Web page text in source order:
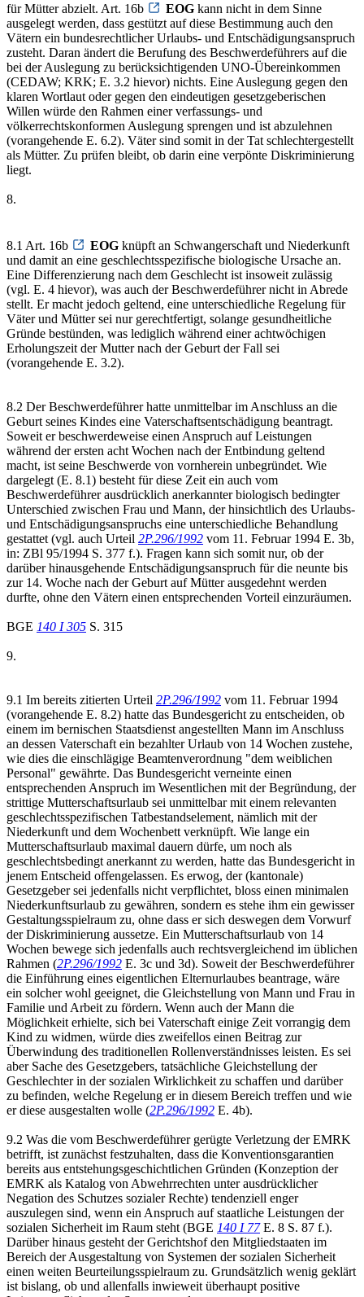
für Mütter abzielt. Art. 16b
EOG kann nicht in dem Sinne
ausgelegt werden, dass gestützt auf diese Bestimmung auch den
Vätern ein bundesrechtlicher Urlaubs- und Entschädigungsanspruch
zusteht. Daran ändert die Berufung des Beschwerdeführers auf die
bei der Auslegung zu berücksichtigenden UNO-Übereinkommen
(CEDAW; KRK; E. 3.2 hievor) nichts. Eine Auslegung gegen den
klaren Wortlaut oder gegen den eindeutigen gesetzgeberischen
Willen würde den Rahmen einer verfassungs- und
völkerrechtskonformen Auslegung sprengen und ist abzulehnen
(vorangehende E. 6.2). Väter sind somit in der Tat schlechtergestellt
als Mütter. Zu prüfen bleibt, ob darin eine verpönte Diskriminierung
liegt.
8.
8.1 Art. 16b EOG knüpft an Schwangerschaft und Niederkunft
und damit an eine geschlechtsspezifische biologische Ursache an.
Eine Differenzierung nach dem Geschlecht ist insoweit zulässig
(vgl. E. 4 hievor), was auch der Beschwerdeführer nicht in Abrede
stellt. Er macht jedoch geltend, eine unterschiedliche Regelung für
Väter und Mütter sei nur gerechtfertigt, solange gesundheitliche
Gründe bestünden, was lediglich während einer achtwöchigen
Erholungszeit der Mutter nach der Geburt der Fall sei
(vorangehende E. 3.2).
8.2 Der Beschwerdeführer hatte unmittelbar im Anschluss an die
Geburt seines Kindes eine Vaterschaftsentschädigung beantragt.
Soweit er beschwerdeweise einen Anspruch auf Leistungen
während der ersten acht Wochen nach der Entbindung geltend
macht, ist seine Beschwerde von vornherein unbegründet. Wie
dargelegt (E. 8.1) besteht für diese Zeit ein auch vom
Beschwerdeführer ausdrücklich anerkannter biologisch bedingter
Unterschied zwischen Frau und Mann, der hinsichtlich des Urlaubs-
und Entschädigungsanspruchs eine unterschiedliche Behandlung
gestattet (vgl. auch Urteil 2P.296/1992 vom 11. Februar 1994 E. 3b,
in: ZBl 95/1994 S. 377 f.). Fragen kann sich somit nur, ob der
darüber hinausgehende Entschädigungsanspruch für die neunte bis
zur 14. Woche nach der Geburt auf Mütter ausgedehnt werden
durfte, ohne den Vätern einen entsprechenden Vorteil einzuräumen.
BGE 140 I 305 S. 315
9.
9.1 Im bereits zitierten Urteil 2P.296/1992 vom 11. Februar 1994
(vorangehende E. 8.2) hatte das Bundesgericht zu entscheiden, ob
einem im bernischen Staatsdienst angestellten Mann im Anschluss
an dessen Vaterschaft ein bezahlter Urlaub von 14 Wochen zustehe,
wie dies die einschlägige Beamtenverordnung "dem weiblichen
Personal" gewährte. Das Bundesgericht verneinte einen
entsprechenden Anspruch im Wesentlichen mit der Begründung, der
strittige Mutterschaftsurlaub sei unmittelbar mit einem relevanten
geschlechtsspezifischen Tatbestandselement, nämlich mit der
Niederkunft und dem Wochenbett verknüpft. Wie lange ein
Mutterschaftsurlaub maximal dauern dürfe, um noch als
geschlechtsbedingt anerkannt zu werden, hatte das Bundesgericht in
jenem Entscheid offengelassen. Es erwog, der (kantonale)
Gesetzgeber sei jedenfalls nicht verpflichtet, bloss einen minimalen
Niederkunftsurlaub zu gewähren, sondern es stehe ihm ein gewisser
Gestaltungsspielraum zu, ohne dass er sich deswegen dem Vorwurf
der Diskriminierung aussetze. Ein Mutterschaftsurlaub von 14
Wochen bewege sich jedenfalls auch rechtsvergleichend im üblichen
Rahmen (2P.296/1992 E. 3c und 3d). Soweit der Beschwerdeführer
die Einführung eines eigentlichen Elternurlaubes beantrage, wäre
ein solcher wohl geeignet, die Gleichstellung von Mann und Frau in
Familie und Arbeit zu fördern. Wenn auch der Mann die
Möglichkeit erhielte, sich bei Vaterschaft einige Zeit vorrangig dem
Kind zu widmen, würde dies zweifellos einen Beitrag zur
Überwindung des traditionellen Rollenverständnisses leisten. Es sei
aber Sache des Gesetzgebers, tatsächliche Gleichstellung der
Geschlechter in der sozialen Wirklichkeit zu schaffen und darüber
zu befinden, welche Regelung er in diesem Bereich treffen und wie
er diese ausgestalten wolle (2P.296/1992 E. 4b).
9.2 Was die vom Beschwerdeführer gerügte Verletzung der EMRK
betrifft, ist zunächst festzuhalten, dass die Konventionsgarantien
bereits aus entstehungsgeschichtlichen Gründen (Konzeption der
EMRK als Katalog von Abwehrrechten unter ausdrücklicher
Negation des Schutzes sozialer Rechte) tendenziell enger
auszulegen sind, wenn ein Anspruch auf staatliche Leistungen der
sozialen Sicherheit im Raum steht (BGE 140 I 77E. 8 S. 87 f.).
Darüber hinaus gesteht der Gerichtshof den Mitgliedstaaten im
Bereich der Ausgestaltung von Systemen der sozialen Sicherheit
einen weiten Beurteilungsspielraum zu. Grundsätzlich wenig geklärt
ist bislang, ob und allenfalls inwieweit überhaupt positive